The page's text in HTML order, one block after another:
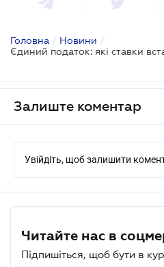
Головна / Новини /
Єдиний податок: які ставки
Залиште коментар
Увійдіть, щоб залишити
Читайте нас в
Підпишіться, щоб бути в